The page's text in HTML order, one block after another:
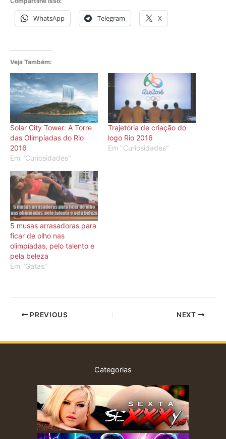
WhatsApp Telegram X
Veja Também:
Solar City Tower: A Torre
das Olimpíadas do Rio
2016
Em "Curiosidades"
Trajetória de criação do
logo Rio 2016
Em "Curiosidades"
5 musas arrasadoras para
ficar de olho nas
olimpíadas, pelo talento e
pela beleza
Em "Gatas"
PREVIOUS NEXT
Categorias